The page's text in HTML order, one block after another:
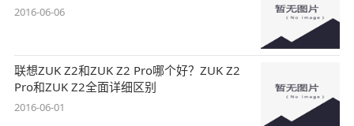
2016-06-06
联想ZUK Z2和ZUK Z2 Pro哪个好？ZUK Z2
Pro和ZUK Z2全面详细区别
2016-06-01